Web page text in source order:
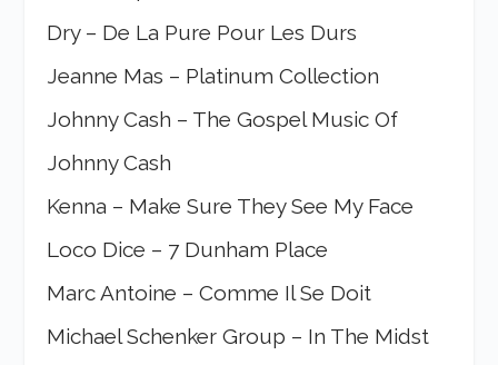
Dry – De La Pure Pour Les Durs
Jeanne Mas – Platinum Collection
Johnny Cash – The Gospel Music Of
Johnny Cash
Kenna – Make Sure They See My Face
Loco Dice – 7 Dunham Place
Marc Antoine – Comme Il Se Doit
Michael Schenker Group – In The Midst